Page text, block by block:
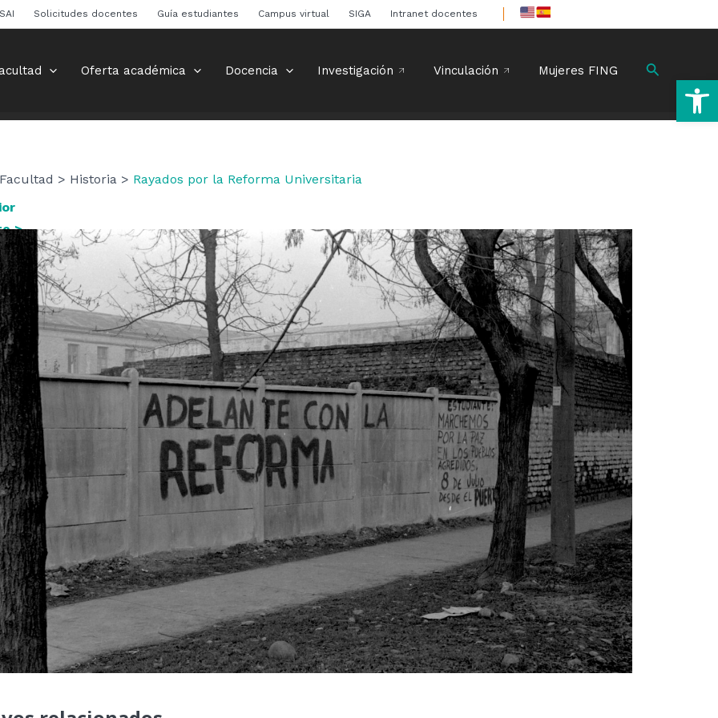
SAI Solicitudes docentes Guía estudiantes Campus virtual SIGA Intranet docentes
Oferta académica Docencia Investigación Vinculación Mujeres FING Buscar
> Historia > Rayados por la Reforma Universitaria
>